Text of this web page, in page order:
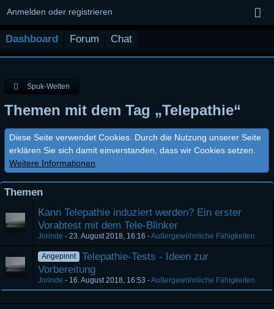
Anmelden oder registrieren
Dashboard Forum Chat
Spuk-Welten
Themen mit dem Tag „Telepathie“
Diese Seite verwendet Cookies. Durch die Nutzung unserer Seite
erklären Sie sich damit einverstanden, dass wir Cookies setzen.
Weitere Informationen
Themen
Kann Telepathie induziert werden? Ein erster
Vorabtest mit dem Tele-Blinker
Jorinde - 23. August 2018, 16:16 -Außergewöhnliche Fähigkeiten
Angepinnt
Telepathie-Tests - Ideen zur
Vorbereitung
Jorinde - 16. August 2018, 16:53 -Außergewöhnliche Fähigkeiten